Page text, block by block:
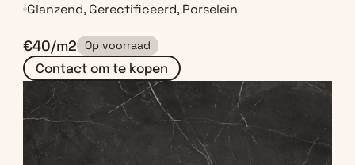
Glanzend, Gerectificeerd, Porselein
€40/m2 Op voorraad
Contact om te kopen